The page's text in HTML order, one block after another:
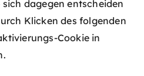
dagegen entscheiden
Klicken des folgenden
Cookie in